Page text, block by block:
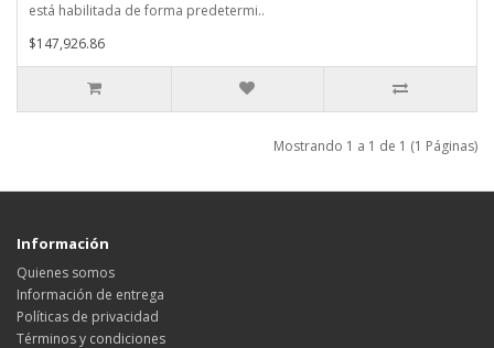
está habilitada de forma predetermi..
$147,926.86
Mostrando 1 a 1 de 1 (1 Páginas)
Información
Quienes somos
Información de entrega
Políticas de privacidad
Términos y condiciones